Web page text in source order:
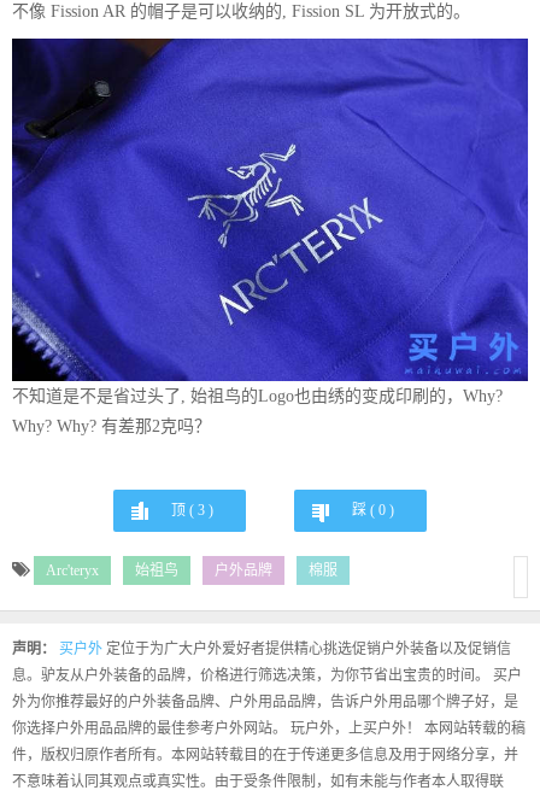
不像 Fission AR 的帽子是可以收纳的, Fission SL 为开放式的。
不知道是不是省过头了, 始祖鸟的Logo也由绣的变成印刷的，Why?
Why? Why? 有差那2克吗？
顶 ( 3) 踩 ( 0)
Arc'teryx 始祖鸟 户外品牌 棉服
声明： 买户外 定位于为广大户外爱好者提供精心挑选促销户外装备以及促销信
息。驴友从户外装备的品牌，价格进行筛选决策，为你节省出宝贵的时间。 买户
外为你推荐最好的户外装备品牌、户外用品品牌，告诉户外用品哪个牌子好，是
你选择户外用品品牌的最佳参考户外网站。 玩户外，上买户外！ 本网站转载的稿
件，版权归原作者所有。本网站转载目的在于传递更多信息及用于网络分享，并
不意味着认同其观点或真实性。由于受条件限制，如有未能与作者本人取得联